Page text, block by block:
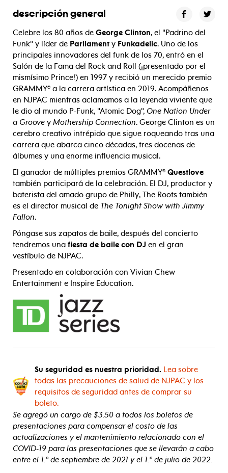
descripción general
Celebre los 80 años de George Clinton, el "Padrino del
Funk" y líder de Parliament y Funkadelic. Uno de los
principales innovadores del funk de los 70, entró en el
Salón de la Fama del Rock and Roll (¡presentado por el
mismísimo Prince!) en 1997 y recibió un merecido premio
GRAMMY® a la carrera artística en 2019. Acompáñenos
en NJPAC mientras aclamamos a la leyenda viviente que
le dio al mundo P-Funk, "Atomic Dog", One Nation Under
a Groove y Mothership Connection. George Clinton es un
cerebro creativo intrépido que sigue roqueando tras una
carrera que abarca cinco décadas, tres docenas de
álbumes y una enorme influencia musical.
El ganador de múltiples premios GRAMMY® Questlove
también participará de la celebración. El DJ, productor y
baterista del amado grupo de Philly, The Roots también
es el director musical de The Tonight Show with Jimmy
Fallon.
Póngase sus zapatos de baile, después del concierto
tendremos una fiesta de baile con DJ en el gran
vestíbulo de NJPAC.
Presentado en colaboración con Vivian Chew
Entertainment e Inspire Education.
Su seguridad es nuestra prioridad. Lea sobre
todas las precauciones de salud de NJPAC y los
requisitos de seguridad antes de comprar su
boleto.
Se agregó un cargo de $3.50 a todos los boletos de
presentaciones para compensar el costo de las
actualizaciones y el mantenimiento relacionado con el
COVID-19 para las presentaciones que se llevarán a cabo
entre el 1.º de septiembre de 2021 y el 1.º de julio de 2022.